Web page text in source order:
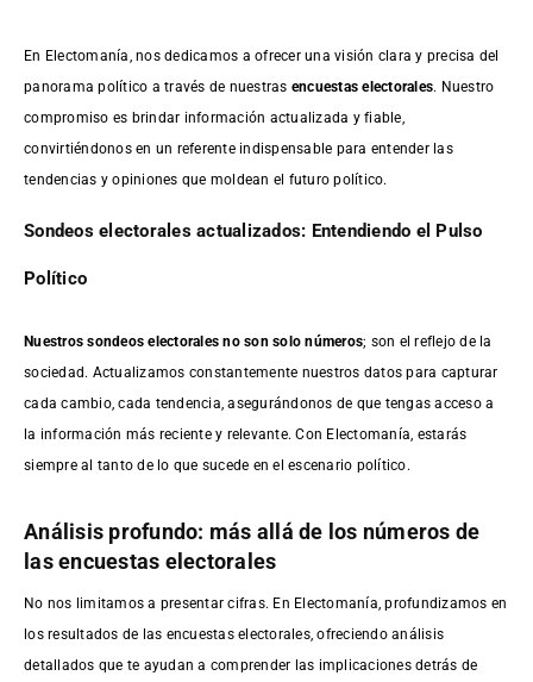
En Electomanía, nos dedicamos a ofrecer una visión clara y precisa del
panorama político a través de nuestras encuestas electorales. Nuestro
compromiso es brindar información actualizada y fiable,
convirtiéndonos en un referente indispensable para entender las
tendencias y opiniones que moldean el futuro político.
Sondeos electorales actualizados: Entendiendo el Pulso
Político
Nuestros sondeos electorales no son solo números; son el reflejo de la
sociedad. Actualizamos constantemente nuestros datos para capturar
cada cambio, cada tendencia, asegurándonos de que tengas acceso a
la información más reciente y relevante. Con Electomanía, estarás
siempre al tanto de lo que sucede en el escenario político.
Análisis profundo: más allá de los números de
las encuestas electorales
No nos limitamos a presentar cifras. En Electomanía, profundizamos en
los resultados de las encuestas electorales, ofreciendo análisis
detallados que te ayudan a comprender las implicaciones detrás de